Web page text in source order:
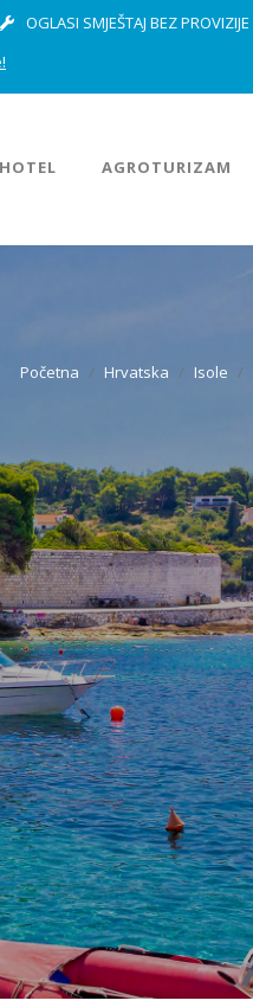
OGLASI SMJEŠTAJ BEZ PROVIZIJE
HOTEL AGROTURIZAM
Početna Hrvatska Isole